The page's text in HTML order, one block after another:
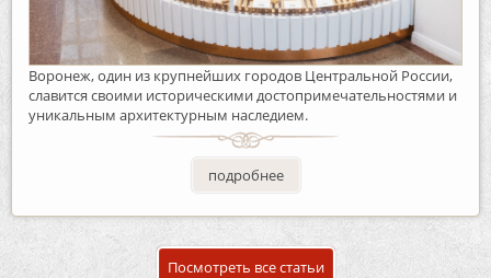
Воронеж, один из крупнейших городов Центральной России,
славится своими историческими достопримечательностями и
уникальным архитектурным наследием.
подробнее
Посмотреть все статьи